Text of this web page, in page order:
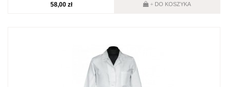
58,00 zł + DO KOSZYKA